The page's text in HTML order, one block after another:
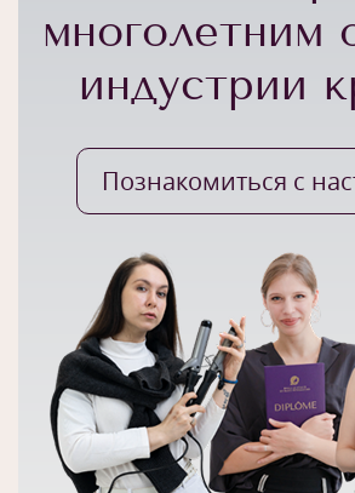
многолетним
индустрии
Познакомиться с